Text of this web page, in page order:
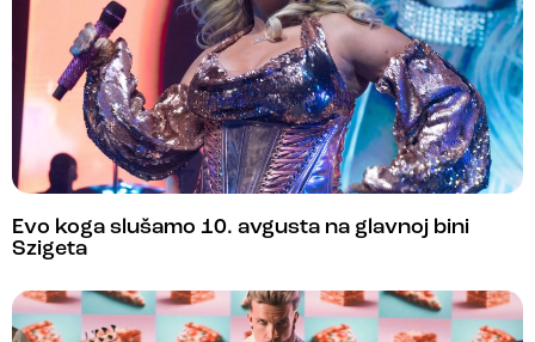
Evo koga slušamo 10. avgusta na glavnoj bini
Szigeta